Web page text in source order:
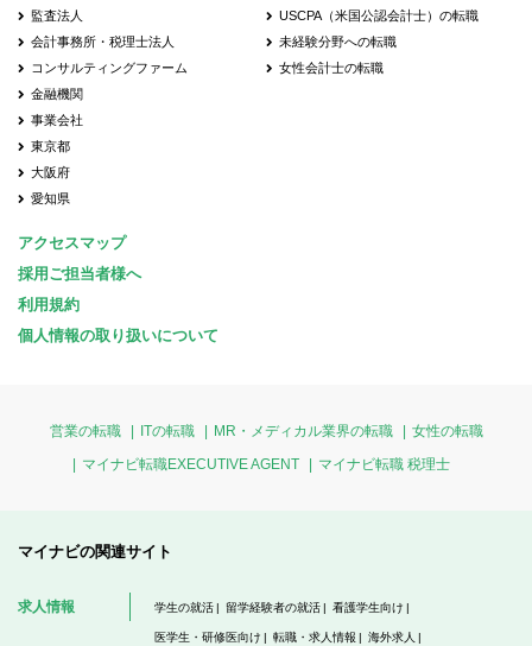
監査法人
会計事務所・税理士法人
コンサルティングファーム
金融機関
事業会社
東京都
大阪府
愛知県
USCPA（米国公認会計士）の転職
未経験分野への転職
女性会計士の転職
アクセスマップ
採用ご担当者様へ
利用規約
個人情報の取り扱いについて
営業の転職 ITの転職 MR・メディカル業界の転職
女性の転職
マイナビ転職EXECUTIVE AGENT
マイナビ転職 税理士
マイナビの関連サイト
求人情報 学生の就活 留学経験者の就活 看護学生向け
医学生・研修医向け 転職・求人情報 海外求人